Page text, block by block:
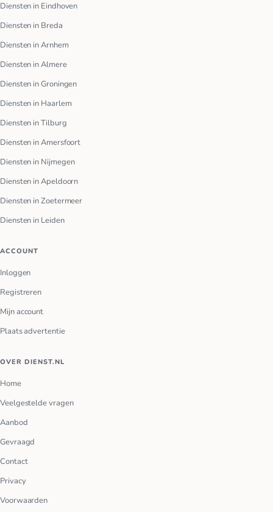
Diensten in Eindhoven
Diensten in Breda
Diensten in Arnhem
Diensten in Almere
Diensten in Groningen
Diensten in Haarlem
Diensten in Tilburg
Diensten in Amersfoort
Diensten in Nijmegen
Diensten in Apeldoorn
Diensten in Zoetermeer
Diensten in Leiden
ACCOUNT
Inloggen
Registreren
Mijn account
Plaats advertentie
OVER DIENST.NL
Home
Veelgestelde vragen
Aanbod
Gevraagd
Contact
Privacy
Voorwaarden